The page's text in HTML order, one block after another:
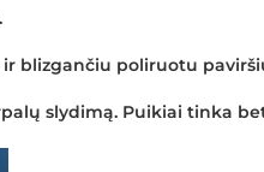
blizgančiu poliruotu
slydimą. Puikiai tinka